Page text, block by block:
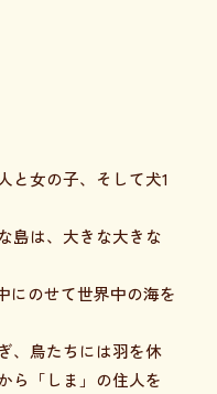
と女の子、そして犬1
島は、大きな大きな
にのせて世界中の海を
、鳥たちには羽を休
ら「しま」の住人を